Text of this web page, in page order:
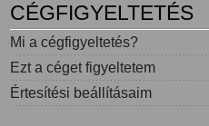
CÉGFIGYELTETÉS
Mi a cégfigyeltetés?
Ezt a céget figyeltetem
Értesítési beállításaim